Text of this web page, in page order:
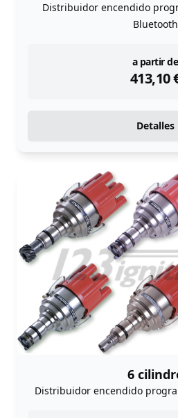
Distribuidor encendido
Bluetooth
a partir de
413,10
instock
Detalles
6
Distribuidor encendido